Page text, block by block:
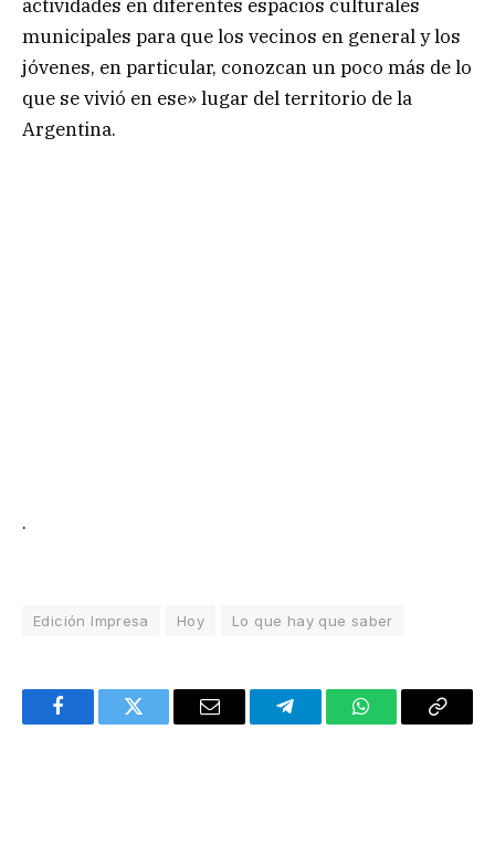
actividades en diferentes espacios culturales
municipales para que los vecinos en general y los
jóvenes, en particular, conozcan un poco más de lo
que se vivió en ese» lugar del territorio de la
Argentina.
.
Edición Impresa Hoy Lo que hay que saber
FacebookTwitter Email TelegramWhatsAppCopy